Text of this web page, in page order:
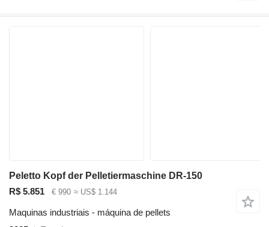
Peletto Kopf der Pelletiermaschine DR-150
R$ 5.851
€ 990 ≈ US$ 1.144
Maquinas industriais - máquina de pellets